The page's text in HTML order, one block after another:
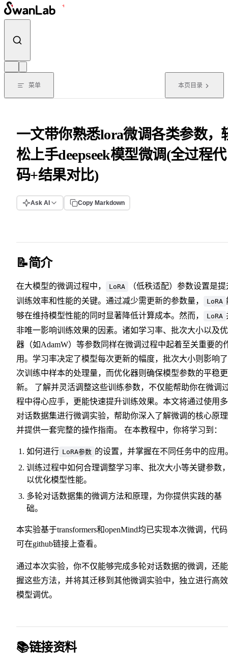
跳转到内容
菜单 本页目录
一文带你熟悉lora微调各类参数，
松上手deepseek模型微调(全过程代
码+结果对比)
Ask AI Copy Markdown
📝简介
在大模型的微调过程中， LoRA
（低秩适配）参数设置是提
训练效率和性能的关键。通过减少需更新的参数量，
LoRA
够在维持模型性能的同时显著降低计算成本。然而，
LoRA
非唯一影响训练效果的因素。诸如学习率、批次大小以及
器（如AdamW）等参数同样在微调过程中起着至关重要的
用。学习率决定了模型每次更新的幅度，批次大小则影响
次训练中样本的处理量，而优化器则确保模型参数的平稳更
新。 了解并灵活调整这些训练参数，不仅能帮助你在微调
程中得心应手，更能快速提升训练效果。本文将通过使用
对话数据集进行微调实验，帮助你深入了解微调的核心原
并提供一套完整的操作指南。 在本教程中，你将学习到：
如何进行 LoRA参数 的设置，并掌握在不同任务中的应用
训练过程中如何合理调整学习率、批次大小等关键参数
以优化模型性能。
多轮对话数据集的微调方法和原理，为你提供实践的基
础。
本实验基于transformers和openMind均已实现本次微调，代
可在github链接上查看。
通过本次实验，你不仅能够完成多轮对话数据的微调，还
握这些方法，并将其迁移到其他微调实验中，独立进行高
模型调优。
📚链接资料